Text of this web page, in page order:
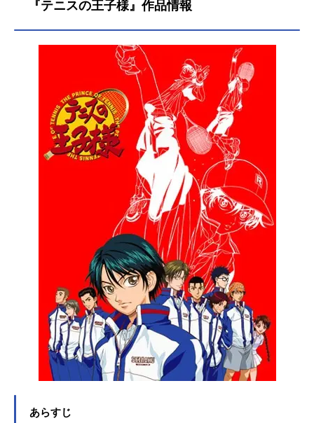
『テニスの王子様』作品情報
あらすじ